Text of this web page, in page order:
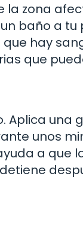
zona
baño a tu
hay
que
Aplica una
unos
a que